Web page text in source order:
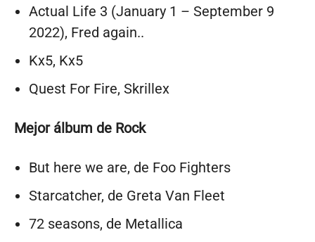
Actual Life 3 (January 1 – September 9
2022), Fred again..
Kx5, Kx5
Quest For Fire, Skrillex
Mejor álbum de Rock
But here we are, de Foo Fighters
Starcatcher, de Greta Van Fleet
72 seasons, de Metallica